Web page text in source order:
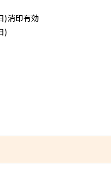
消印有効
)